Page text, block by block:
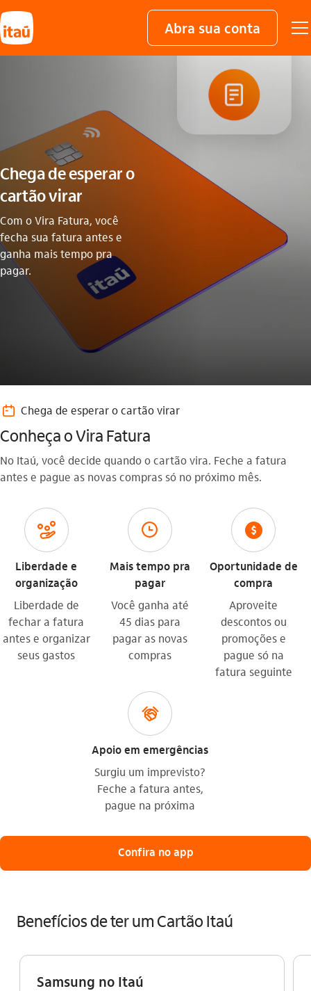
Abra sua conta
Chega de esperar o
cartão virar
Com o Vira Fatura, você
fecha sua fatura antes e
ganha mais tempo pra
pagar.
daily_outline Chega de esperar o cartão virar
Conheça o Vira Fatura
No Itaú, você decide quando o cartão vira. Feche a fatura
antes e pague as novas compras só no próximo mês.
gestao_de_crises_outline
Liberdade e
organização
Liberdade de
fechar a fatura
antes e organizar
seus gastos
relogio_outline
Mais tempo pra
pagar
Você ganha até
45 dias para
pagar as novas
compras
consorcio
Oportunidade de
compra
Aproveite
descontos ou
promoções e
pague só na
fatura seguinte
acordo
Apoio em emergências
Surgiu um imprevisto?
Feche a fatura antes,
pague na próxima
Confira no app
Benefícios de ter um Cartão Itaú
Samsung no Itaú